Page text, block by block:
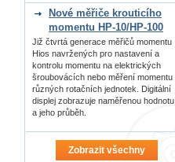
Nové měřiče krouticího
momentu HP-10/HP-100
Již čtvrtá generace měřičů momentu
Hios navržených pro nastavení a
kontrolu momentu na elektrických
šroubovácích nebo měření momentu
různých rotačních jednotek. Digitální
displej zobrazuje naměřenou hodnotu
a jeho průběh.
Zobrazit všechny